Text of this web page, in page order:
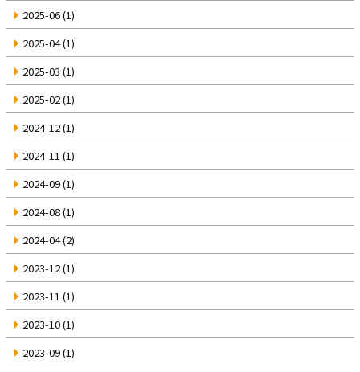
2025-06(1)
2025-04(1)
2025-03 (1)
2025-02(1)
2024-12(1)
2024-11 (1)
2024-09(1)
2024-08(1)
2024-04(2)
2023-12(1)
2023-11 (1)
2023-10(1)
2023-09(1)